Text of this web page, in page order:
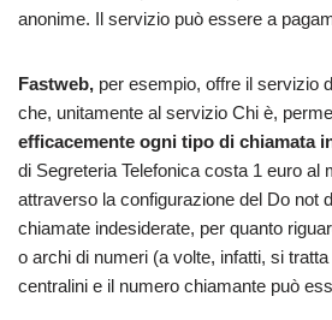
anonime. Il servizio può essere a
Fastweb, per esempio, offre il servizio
che, unitamente al servizio Chi è,
efficacemente ogni tipo di chiamata
di Segreteria Telefonica costa 1 euro al
attraverso la configurazione del Do not
chiamate indesiderate, per quanto
o archi di numeri (a volte, infatti, si
centralini e il numero chiamante può